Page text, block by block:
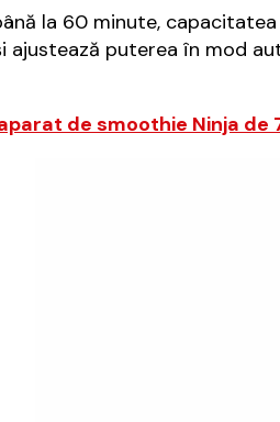
la 60 minute,
ajustează puterea în mod
de smoothie Ninja de